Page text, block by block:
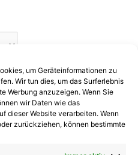
um Geräteinformationen zu
Wir tun dies, um das Surferlebnis
Werbung anzuzeigen. Wenn Sie
wir Daten wie das
dieser Website verarbeiten. Wenn
zurückziehen, können bestimmte